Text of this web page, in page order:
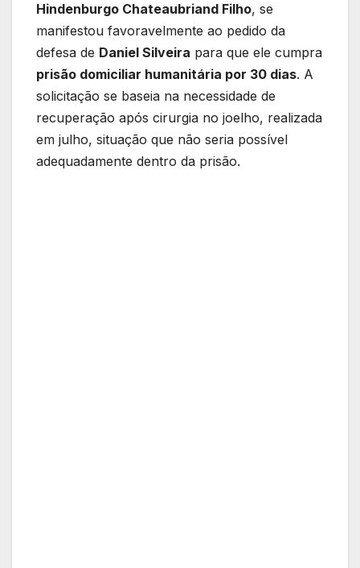
Hindenburgo Chateaubriand Filho, se
manifestou favoravelmente ao pedido da
defesa de Daniel Silveira para que ele cumpra
prisão domiciliar humanitária por 30 dias. A
solicitação se baseia na necessidade de
recuperação após cirurgia no joelho, realizada
em julho, situação que não seria possível
adequadamente dentro da prisão.